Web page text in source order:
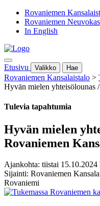
Rovaniemen
Rovaniemen Neuvokas
In English
Etusivu Valikko Hae
Rovaniemen Kansalaistalo >
Hyvän mielen yhteisölounas
Tulevia tapahtumia
Hyvän mielen
Rovaniemen
Ajankohta: tiistai 15.10.2024
Sijainti: Rovaniemen
Rovaniemi